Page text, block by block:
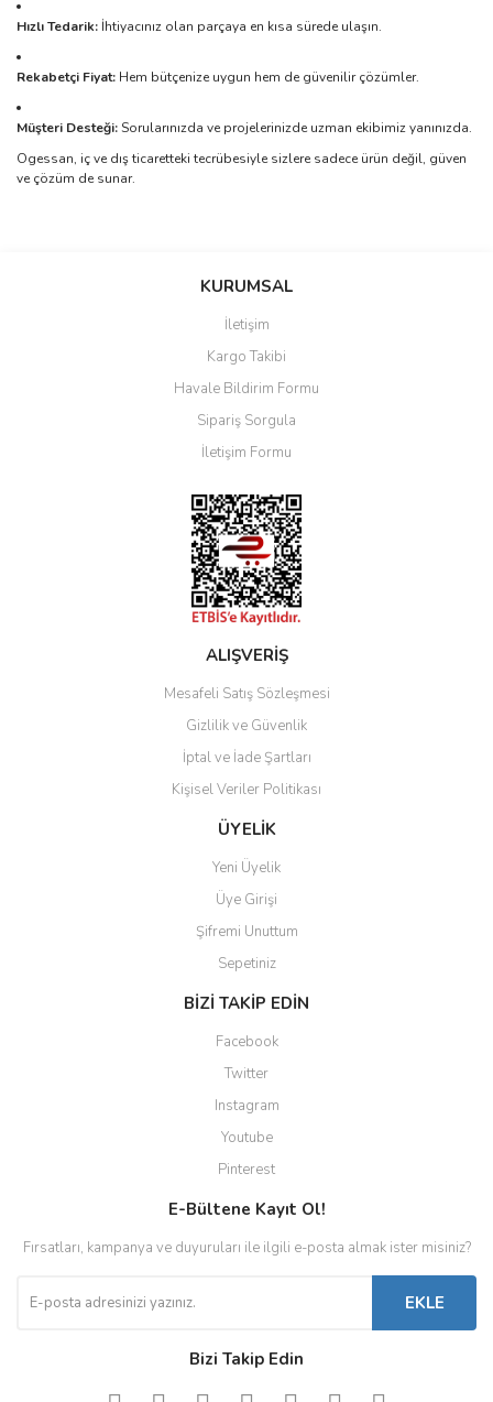
Hızlı Tedarik: İhtiyacınız olan parçaya en kısa sürede ulaşın.
Rekabetçi Fiyat: Hem bütçenize uygun hem de güvenilir çözümler.
Müşteri Desteği:Sorularınızda ve projelerinizde uzman ekibimiz yanınızda.
Ogessan, iç ve dış ticaretteki tecrübesiyle sizlere sadece ürün değil, güven
ve çözüm de sunar.
Bu ürüne ilk yorumu siz yapın!
Ürün resmi kalitesiz, bozuk veya görüntülenemiyor.
Ürün açıklamasında eksik bilgiler bulunuyor.
Ürün bilgilerinde hatalar bulunuyor.
Ürün fiyatı diğer sitelerden daha pahalı.
Gönder
KURUMSAL
İletişim
Kargo Takibi
Havale Bildirim Formu
Sipariş Sorgula
İletişim Formu
ALIŞVERİŞ
Mesafeli Satış Sözleşmesi
Gizlilik ve Güvenlik
İptal ve İade Şartları
Kişisel Veriler Politikası
ÜYELİK
Yeni Üyelik
Üye Girişi
Şifremi Unuttum
Sepetiniz
BİZİ TAKİP EDİN
Facebook
Twitter
Instagram
Youtube
Pinterest
E-Bültene Kayıt Ol!
Fırsatları, kampanya ve duyuruları ile ilgili e-posta almak ister misiniz?
EKLE
Bizi Takip Edin